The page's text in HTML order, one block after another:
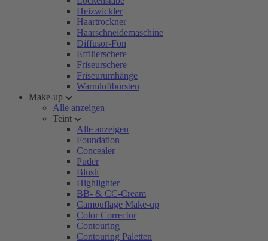
Heizwickler
Haartrockner
Haarschneidemaschine
Diffusor-Fön
Effilierschere
Friseurschere
Friseurumhänge
Warmluftbürsten
Make-up
Alle anzeigen
Teint
Alle anzeigen
Foundation
Concealer
Puder
Blush
Highlighter
BB- & CC-Cream
Camouflage Make-up
Color Corrector
Contouring
Contouring Paletten